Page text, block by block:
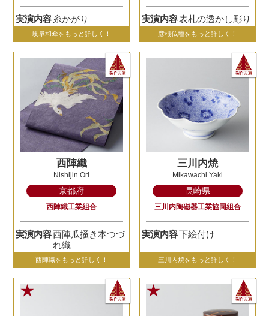
実演内容 糸かがり
岐阜和傘をもっと詳しく！
実演内容表札の透かし彫り
彦根仏壇をもっと詳しく！
西陣織
Nishijin Ori
京都府
西陣織工業組合
実演内容西陣瓜掻き本つづ
れ織
西陣織をもっと詳しく！
三川内焼
Mikawachi Yaki
長崎県
三川内陶磁器工業協同組合
実演内容下絵付け
三川内焼をもっと詳しく！